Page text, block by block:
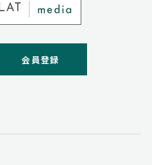
良いサービスを提供す
しており、業務委託先
目的の通知、開示、訂
個人情報の漏洩防止に
会員登録